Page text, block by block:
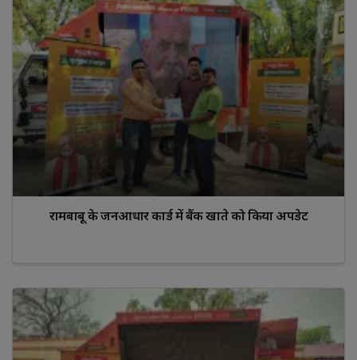
रामबाबू के जनआधार कार्ड में बैंक खाते को किया अपडेट